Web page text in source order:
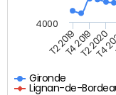
Gironde
Lignan-de-
T2 2019T4 2019T2 2020
T4
4000